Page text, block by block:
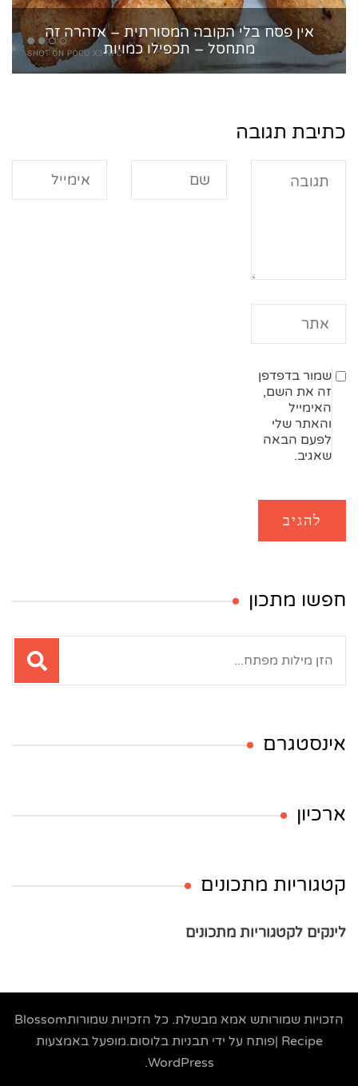
אין פסח בלי הקובה המסורתית – אזהרה זה
מתחסל – תכפילו כמויות
כתיבת תגובה
שמור בדפדפן
זה את השם,
האימייל
והאתר שלי
לפעם הבאה
שאגיב.
חפשו מתכון
אינסטגרם
ארכיון
קטגוריות מתכונים
לינקים לקטגוריות מתכונים
הזכויות שמורותש אמא מבשלת. כל הזכויות שמורותBlossom
Recipe |פותח על ידי
תבניות בלוסום.מופעל באמצעות
WordPress
.